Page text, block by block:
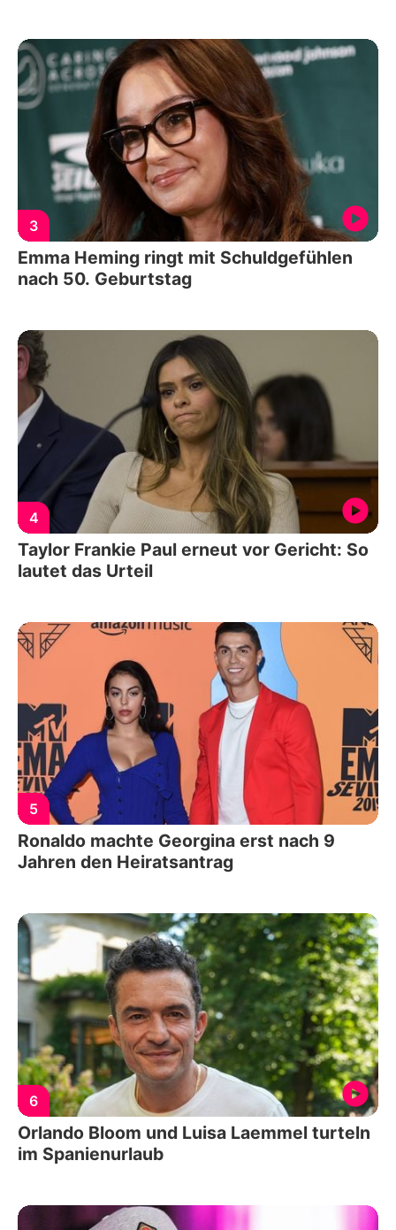
3
Emma Heming ringt mit Schuldgefühlen
nach 50. Geburtstag
4
Taylor Frankie Paul erneut vor Gericht: So
lautet das Urteil
5
Ronaldo machte Georgina erst nach 9
Jahren den Heiratsantrag
6
Orlando Bloom und Luisa Laemmel turteln
im Spanienurlaub